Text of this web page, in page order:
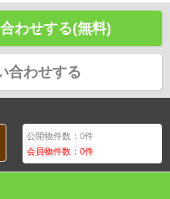
わせする(無料)
合わせする
公開物件数：0件
会員物件数：0件